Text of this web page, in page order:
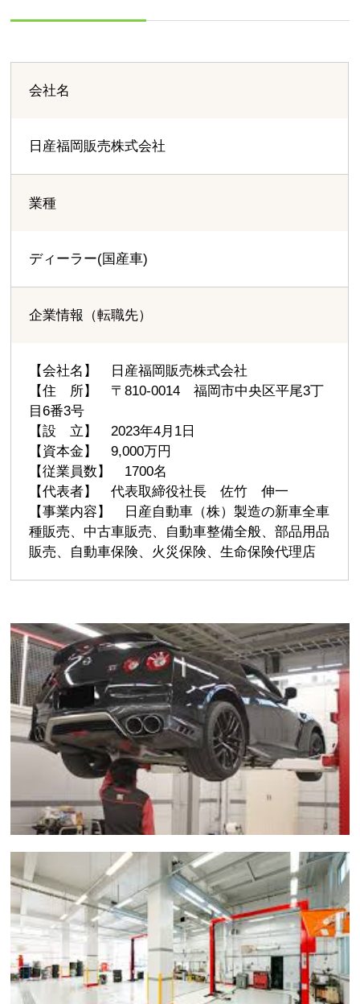
会社名
日産福岡販売株式会社
業種
ディーラー(国産車)
企業情報（転職先）
【会社名】 日産福岡販売株式会社
【住 所】 〒810-0014 福岡市中央区平尾3丁
目6番3号
【設 立】 2023年4月1日
【資本金】 9,000万円
【従業員数】 1700名
【代表者】 代表取締役社長 佐竹 伸一
【事業内容】 日産自動車（株）製造の新車全車
種販売、中古車販売、自動車整備全般、部品用品
販売、自動車保険、火災保険、生命保険代理店